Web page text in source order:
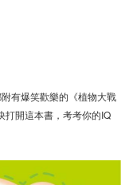
有爆笑歡樂的《植物大戰
打開這本書，考考你的IQ